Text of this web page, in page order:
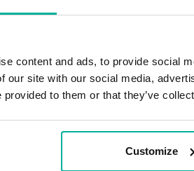
content and ads, to provide social
our site with our social media,
provided to them or that they’ve
Customize